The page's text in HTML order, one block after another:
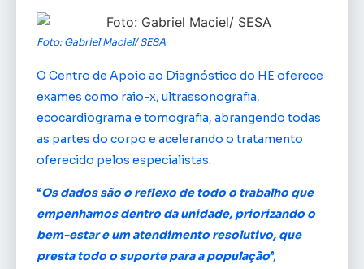
Foto: Gabriel Maciel/ SESA
O Centro de Apoio ao Diagnóstico do HE oferece
exames como raio-x, ultrassonografia,
ecocardiograma e tomografia, abrangendo todas
as partes do corpo e acelerando o tratamento
oferecido pelos especialistas.
“Os dados são o reflexo de todo o trabalho que
empenhamos dentro da unidade, priorizando o
bem-estar e um atendimento resolutivo, que
presta todo o suporte para a população”,